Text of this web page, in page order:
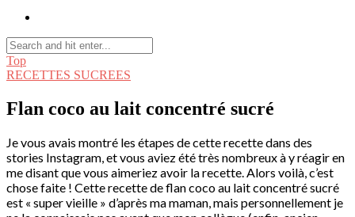
Top
RECETTES SUCREES
Flan coco au lait concentré sucré
Je vous avais montré les étapes de cette recette dans des
stories Instagram, et vous aviez été très nombreux à y réagir en
me disant que vous aimeriez avoir la recette. Alors voilà, c’est
chose faite ! Cette recette de flan coco au lait concentré sucré
est « super vieille » d’après ma maman, mais personnellement je